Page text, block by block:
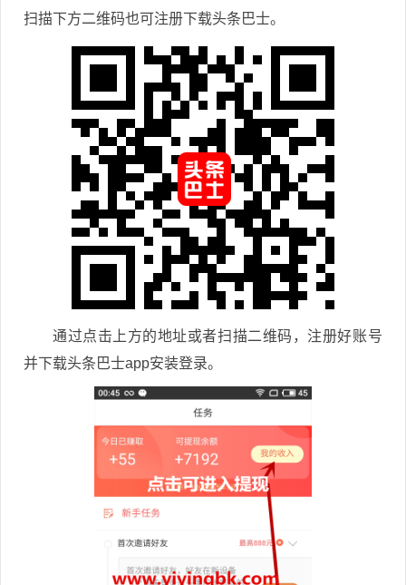
扫描下方二维码也可注册下载头条巴士。
通过点击上方的地址或者扫描二维码，注册好账号
并下载头条巴士app安装登录。